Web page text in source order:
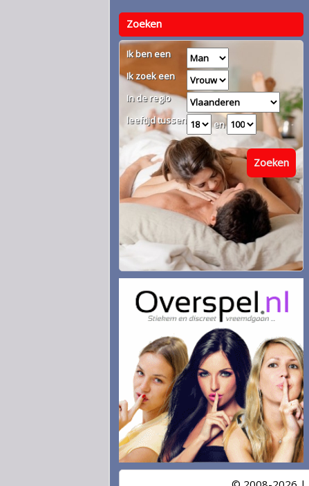
Zoeken
Ik ben een
Ik zoek een
In de regio
leeftijd tussen
en
Zoeken